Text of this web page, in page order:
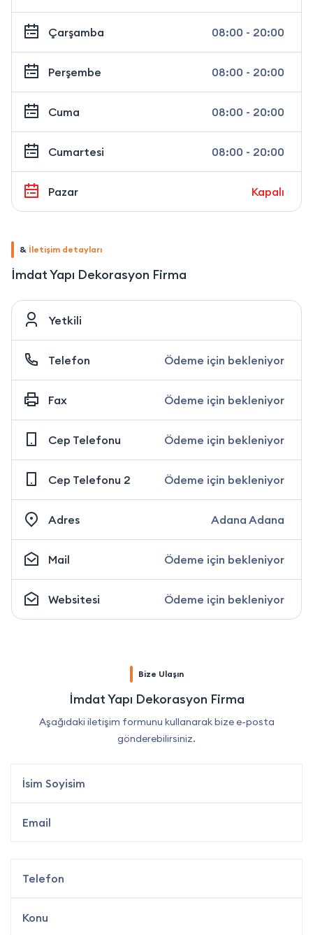
Çarşamba 08:00 - 20:00
Perşembe 08:00 - 20:00
Cuma 08:00 - 20:00
Cumartesi 08:00 - 20:00
Pazar Kapalı
& İletişim detayları
İmdat Yapı Dekorasyon Firma
Yetkili
Telefon Ödeme için bekleniyor
Fax Ödeme için bekleniyor
Cep Telefonu Ödeme için bekleniyor
Cep Telefonu 2 Ödeme için bekleniyor
Adres Adana Adana
Mail Ödeme için bekleniyor
Websitesi Ödeme için bekleniyor
Bize Ulaşın
İmdat Yapı Dekorasyon Firma
Aşağıdaki iletişim formunu kullanarak bize e-posta
gönderebilirsiniz.